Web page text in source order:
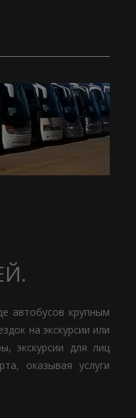
автобусов крупным
на экскурсии или
экскурсии для лиц
оказывая услуги